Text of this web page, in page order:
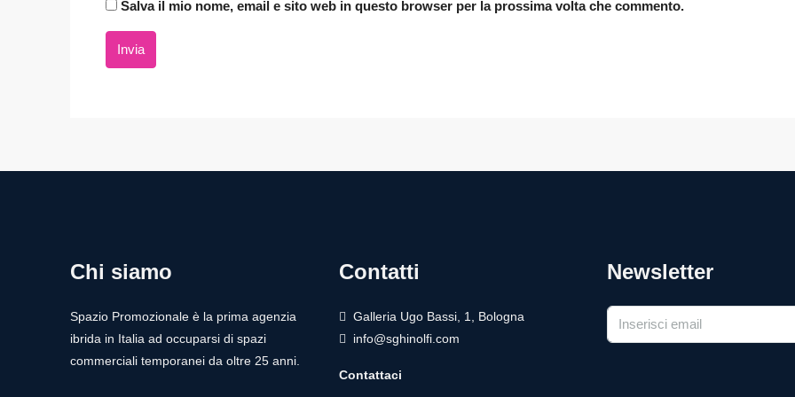
Salva il mio nome, email e sito web in questo browser per la prossima volta che commento.
Invia
Chi siamo
Spazio Promozionale è la prima agenzia
ibrida in Italia ad occuparsi di spazi
commerciali temporanei da oltre 25 anni.
Contatti
Galleria Ugo Bassi, 1, Bologna
info@sghinolfi.com
Contattaci
Newsletter